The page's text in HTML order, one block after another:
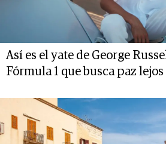
Así es el yate de George
Fórmula 1 que busca paz